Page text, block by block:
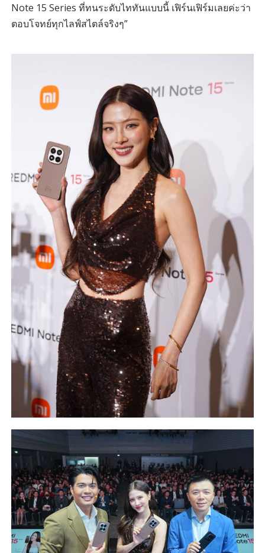
Note 15 Series ที่ทนระดับไททันแบบนี้ เฟิร์นเฟิร์มเลยค่ะว่า
ตอบโจทย์ทุกไลฟ์สไตล์จริงๆ”